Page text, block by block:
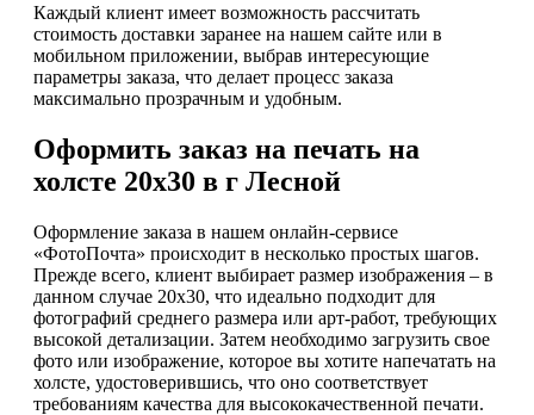
Каждый клиент имеет возможность рассчитать
стоимость доставки заранее на нашем сайте или в
мобильном приложении, выбрав интересующие
параметры заказа, что делает процесс заказа
максимально прозрачным и удобным.
Оформить заказ на печать на
холсте 20х30 в г Лесной
Оформление заказа в нашем онлайн-сервисе
«ФотоПочта» происходит в несколько простых шагов.
Прежде всего, клиент выбирает размер изображения – в
данном случае 20х30, что идеально подходит для
фотографий среднего размера или арт-работ, требующих
высокой детализации. Затем необходимо загрузить свое
фото или изображение, которое вы хотите напечатать на
холсте, удостоверившись, что оно соответствует
требованиям качества для высококачественной печати.